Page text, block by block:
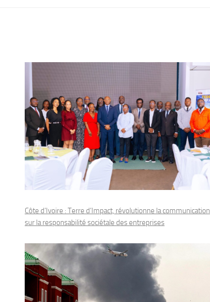
Côte d’Ivoire : Terre d’Impact, révolutionne la communication
sur la responsabilité sociétale des entreprises